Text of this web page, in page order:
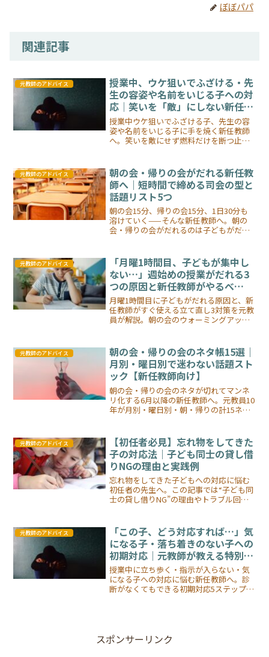
ぼぼパパ
関連記事
元教師のアドバイス
授業中、ウケ狙いでふざける・先
生の容姿や名前をいじる子への対
応｜笑いを「敵」にしない新任教
師の止め方
授業中ウケ狙いでふざける子、先生の容
姿や名前をいじる子に手を焼く新任教師
へ。笑いを敵にせず燃料だけを断つ止め
レート時の専門連携の線引きまで紹介し
ます。
元教師のアドバイス
朝の会・帰りの会がだれる新任教
師へ｜短時間で締める司会の型と
話題リスト5つ
朝の会15分、帰りの会15分、1日30分も
溶けていく——そんな新任教師へ。朝の
会・帰りの会がだれるのは子どもがだら
から。元教師が1年目の失敗談を交えて、
短時間で締める5つの仕組みを解説しま
す。
元教師のアドバイス
「月曜1時間目、子どもが集中し
ない…」週始めの授業がだれる3
つの原因と新任教師がやるべ
き”立て直し3対策”
月曜1時間目に子どもがだれる原因と、新
任教師がすぐ使える立て直し3対策を元教
員が解説。朝の会のウォーミングアッ
元教師のアドバイス
朝の会・帰りの会のネタ帳15選｜
月別・曜日別で迷わない話題スト
ック【新任教師向け】
朝の会・帰りの会のネタが切れてマンネ
リ化する6月以降の新任教師へ。元教員10
年が月別・曜日別・朝・帰りの計15ネタ
作り方を実体験ベースで公開します。
元教師のアドバイス
【初任者必見】忘れ物をしてきた
子の対応法｜子ども同士の貸し借
りNGの理由と実践例
忘れ物をしてきた子どもへの対応に悩む
初任者の先生へ。この記事では“子ども同
士の貸し借りNG”の理由やトラブル回避
元教師のアドバイス
「この子、どう対応すれば…」気
になる子・落ち着きのない子への
初期対応｜元教師が教える特別支
援の始め方
授業中に立ち歩く・指示が入らない・気
になる子への対応に悩む新任教師へ。診
断がなくてもできる初期対応5ステップを
スポンサーリンク